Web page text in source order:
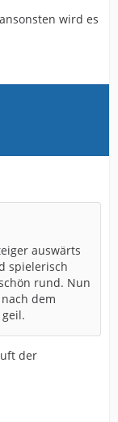
wird es
auswärts
spielerisch
rund. Nun
dem
der